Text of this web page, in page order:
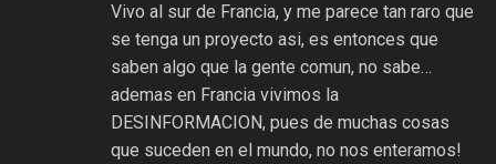
Vivo al sur de Francia, y me parece tan raro que
se tenga un proyecto asi, es entonces que
saben algo que la gente comun, no sabe…
ademas en Francia vivimos la
DESINFORMACION, pues de muchas cosas
que suceden en el mundo, no nos enteramos!